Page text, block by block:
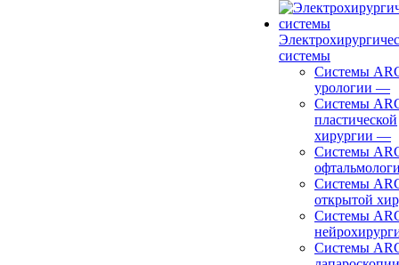
системы
Системы
урологии —
Системы
пластической
хирургии —
Системы
Системы
открытой
Системы
Системы